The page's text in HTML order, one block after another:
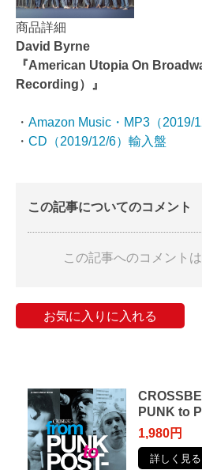
商品詳細
David Byrne
『American Utopia On
Recording）』
・ Amazon Music・MP3（2019/
・ CD（2019/12/6）輸入盤
この記事についてのコメント
この記事へのコメント
お気に入りに入れる
PUNK to
1,980円
詳しく見る